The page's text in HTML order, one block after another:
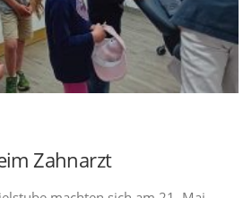
Zahnarzt